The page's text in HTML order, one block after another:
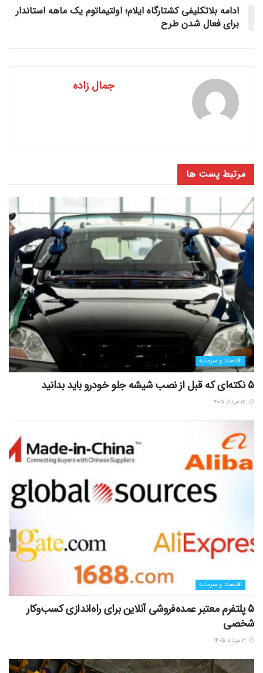
ادامه بلاتکلیفی کشتارگاه ایلام؛ اولتیماتوم یک ماهه استاندار
برای فعال شدن طرح
جمال زاده
مرتبط پست ها
اقتصاد و سرمایه
5 نکته‌ای که قبل از نصب شیشه جلو خودرو باید بدانید
اقتصاد و سرمایه
5 پلتفرم معتبر عمده‌فروشی آنلاین برای راه‌اندازی کسب‌وکار
شخصی